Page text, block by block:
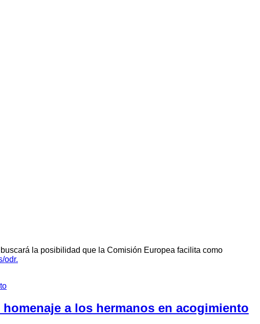
la posibilidad que la Comisión Europea facilita como
odr.
a los hermanos en acogimiento